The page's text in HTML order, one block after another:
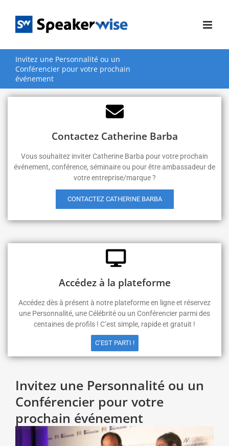
contenu
Invitez une Personnalité ou un
Conférencier pour votre prochain
événement
Invitez une Personnalité ou un
Conférencier pour votre
prochain événement
Contactez Catherine Barba
Vous souhaitez inviter Catherine Barba pour votre prochain
événement, conférence, séminaire ou pour être ambassadeur de
votre entreprise/marque ?
CONTACTEZ CATHERINE BARBA
Accédez à la plateforme
Accédez dès à présent à notre plateforme en ligne et réservez
une Personnalité, une Célébrité ou un Conférencier parmi des
centaines de profils ! C’est simple, rapide et gratuit !
C’EST PARTI !